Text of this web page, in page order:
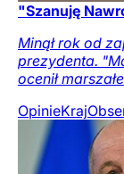
"Szanuję
Minął rok od
prezydenta.
ocenił
OpinieKraj